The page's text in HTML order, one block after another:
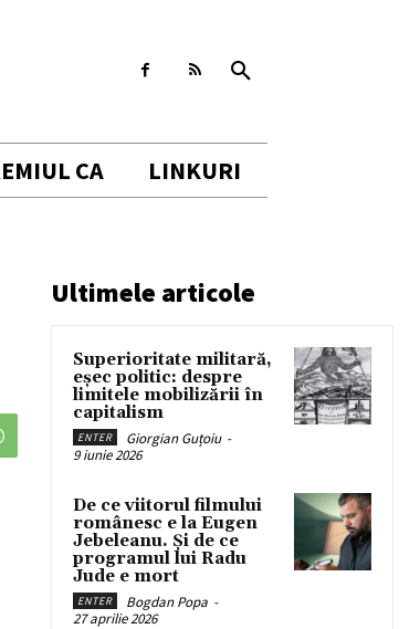
CA LINKURI
Ultimele articole
Superioritate militară,
eșec politic: despre
limitele mobilizării în
capitalism
ENTER Giorgian Guțoiu -
9 iunie 2026
De ce viitorul filmului
românesc e la Eugen
Jebeleanu. Și de ce
programul lui Radu
Jude e mort
ENTER Bogdan Popa -
27 aprilie 2026